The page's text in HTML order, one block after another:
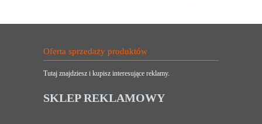
Oferta sprzedaży produktów
Tutaj znajdziesz i kupisz interesujące reklamy.
SKLEP REKLAMOWY